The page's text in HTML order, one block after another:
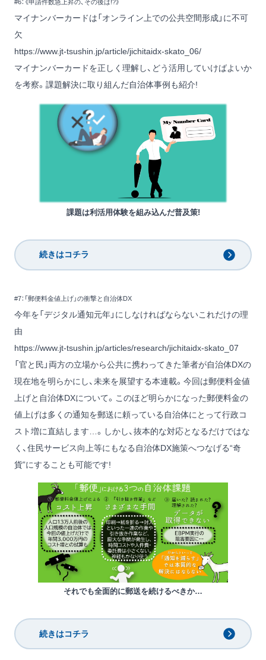
#6：《申請件数急上昇の、その後は!?》
マイナンバーカードは「オンライン上での公共空間形成」に不可
欠
https://www.jt-tsushin.jp/article/jichitaidx-skato_06/
マイナンバーカードを正しく理解し、どう活用していけばよいか
を考察。課題解決に取り組んだ自治体事例も紹介!
課題は利活用体験を組み込んだ普及策!
続きはコチラ
#7：「郵便料金値上げ」の衝撃と自治体DX
今年を「デジタル通知元年」にしなければならないこれだけの理
由
https://www.jt-tsushin.jp/articles/research/jichitaidx-skato_07
「官と民」両方の立場から公共に携わってきた筆者が自治体DXの
現在地を明らかにし、未来を展望する本連載。今回は郵便料金値
上げと自治体DXについて。このほど明らかになった郵便料金の
値上げは多くの通知を郵送に頼っている自治体にとって行政コ
スト増に直結します…。しかし、抜本的な対応となるだけではな
く、住民サービス向上等にもなる自治体DX施策へつなげる“奇
貨”にすることも可能です!
それでも全面的に郵送を続けるべきか…
続きはコチラ